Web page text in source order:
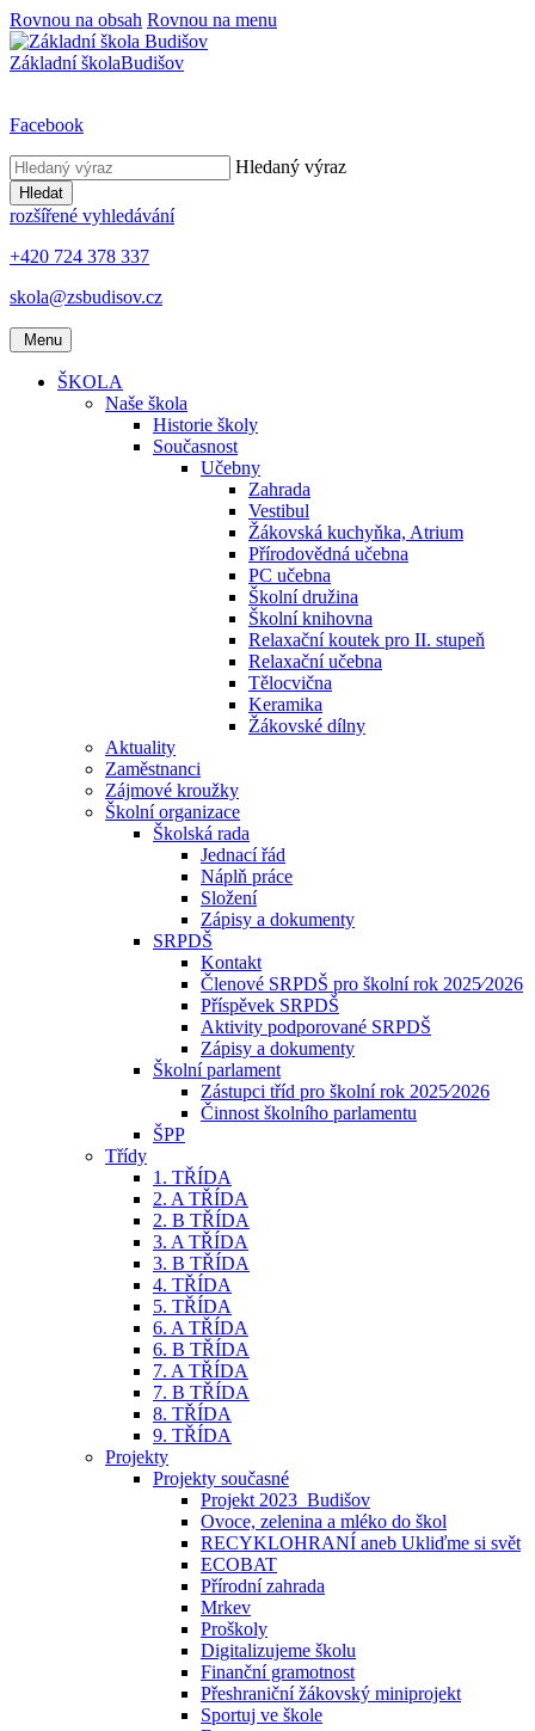
Rovnou na obsah Rovnou na menu
Základní školaBudišov
Facebook
Hledaný výraz
Hledat
rozšířené vyhledávání
+420 724 378 337
skola@zsbudisov.cz
Menu
ŠKOLA
Naše škola
Historie školy
Současnost
Učebny
Zahrada
Vestibul
Žákovská kuchyňka, Atrium
Přírodovědná učebna
PC učebna
Školní družina
Školní knihovna
Relaxační koutek pro II. stupeň
Relaxační učebna
Tělocvična
Keramika
Žákovské dílny
Aktuality
Zaměstnanci
Zájmové kroužky
Školní organizace
Školská rada
Jednací řád
Náplň práce
Složení
Zápisy a dokumenty
SRPDŠ
Kontakt
Členové SRPDŠ pro školní rok 2025⁄2026
Příspěvek SRPDŠ
Aktivity podporované SRPDŠ
Zápisy a dokumenty
Školní parlament
Zástupci tříd pro školní rok 2025⁄2026
Činnost školního parlamentu
ŠPP
Třídy
1. TŘÍDA
2. A TŘÍDA
2. B TŘÍDA
3. A TŘÍDA
3. B TŘÍDA
4. TŘÍDA
5. TŘÍDA
6. A TŘÍDA
6. B TŘÍDA
7. A TŘÍDA
7. B TŘÍDA
8. TŘÍDA
9. TŘÍDA
Projekty
Projekty současné
Projekt 2023_Budišov
Ovoce, zelenina a mléko do škol
RECYKLOHRANÍ aneb Ukliďme si svět
ECOBAT
Přírodní zahrada
Mrkev
Proškoly
Digitalizujeme školu
Finanční gramotnost
Přeshraniční žákovský miniprojekt
Sportuj ve škole